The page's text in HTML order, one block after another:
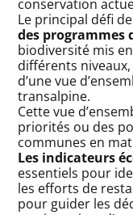
conservation
Le principal défi
des programmes
biodiversité mis
différents
d’une vue
transalpine.
Cette vue
priorités ou des
communes en
Les indicateurs
essentiels pour
les efforts de
pour guider les